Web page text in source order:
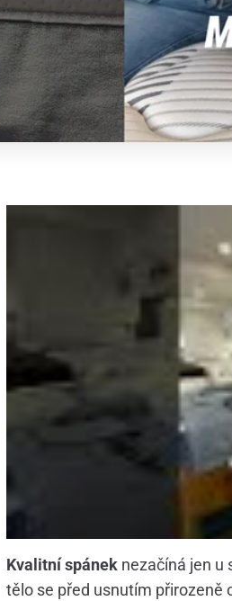
Kvalitní spáneknezačíná jen u
tělo se před usnutím přirozeně